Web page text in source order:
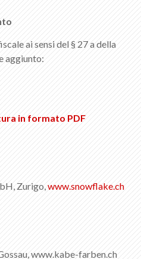
ai sensi del § 27 a della
aggiunto:
in formato PDF
Zurigo,www.snowflake.ch
www.kabe-farben.ch